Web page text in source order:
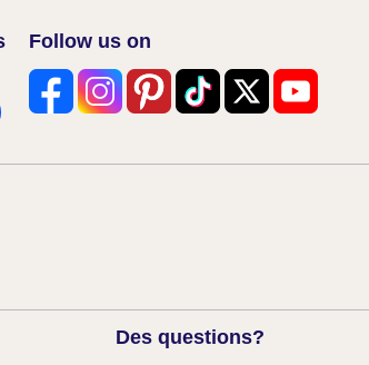
Follow us on
Des questions?